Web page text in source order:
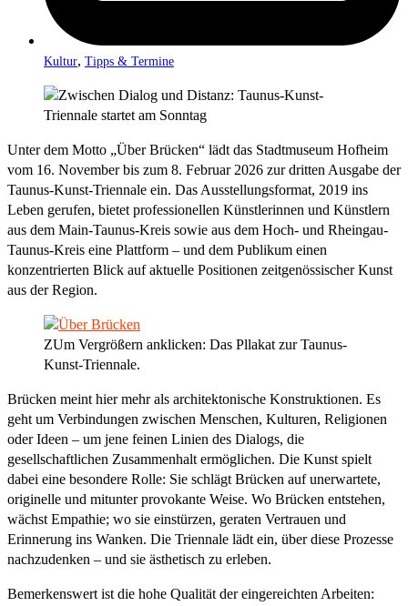
Kultur, Tipps & Termine
Unter dem Motto „Über Brücken“ lädt das Stadtmuseum Hofheim
vom 16. November bis zum 8. Februar 2026 zur dritten Ausgabe der
Taunus-Kunst-Triennale ein. Das Ausstellungsformat, 2019 ins
Leben gerufen, bietet professionellen Künstlerinnen und Künstlern
aus dem Main-Taunus-Kreis sowie aus dem Hoch- und Rheingau-
Taunus-Kreis eine Plattform – und dem Publikum einen
konzentrierten Blick auf aktuelle Positionen zeitgenössischer Kunst
aus der Region.
ZUm Vergrößern anklicken: Das Pllakat zur Taunus-
Kunst-Triennale.
Brücken meint hier mehr als architektonische Konstruktionen. Es
geht um Verbindungen zwischen Menschen, Kulturen, Religionen
oder Ideen – um jene feinen Linien des Dialogs, die
gesellschaftlichen Zusammenhalt ermöglichen. Die Kunst spielt
dabei eine besondere Rolle: Sie schlägt Brücken auf unerwartete,
originelle und mitunter provokante Weise. Wo Brücken entstehen,
wächst Empathie; wo sie einstürzen, geraten Vertrauen und
Erinnerung ins Wanken. Die Triennale lädt ein, über diese Prozesse
nachzudenken – und sie ästhetisch zu erleben.
Bemerkenswert ist die hohe Qualität der eingereichten Arbeiten: